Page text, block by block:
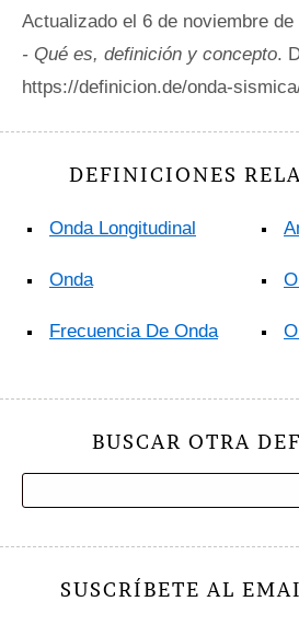
Actualizado el 6 de noviembre de
- Qué es, definición y concepto.
https://definicion.de/onda-
DEFINICIONES
Onda Longitudinal
Onda
Frecuencia De Onda
BUSCAR OTRA
SUSCRÍBETE AL